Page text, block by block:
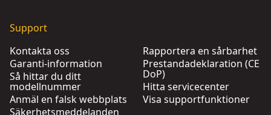
Support
Kontakta oss
Garanti-information
Så hittar du ditt
modellnummer
Anmäl en falsk webbplats
Säkerhetsmeddelanden
Rapportera en sårbarhet
Prestandadeklaration (CE
DoP)
Hitta servicecenter
Visa supportfunktioner